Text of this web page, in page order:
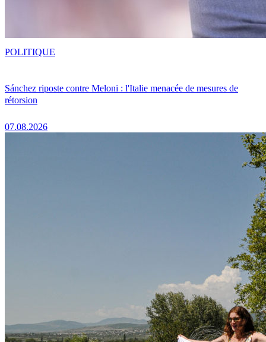
Sánchez riposte contre Meloni : l'Italie menacée de mesures de
rétorsion
07.08.2026
POLITIQUE